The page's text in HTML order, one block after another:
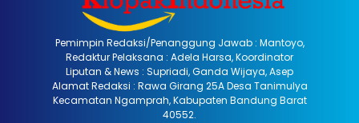
Pemimpin Redaksi/Penanggung Jawab : Mantoyo,
Redaktur Pelaksana : Adela Harsa, Koordinator
Liputan & News : Supriadi, Ganda Wijaya, Asep
Alamat Redaksi : Rawa Girang 25A Desa Tanimulya
Kecamatan Ngamprah, Kabupaten Bandung Barat
40552.